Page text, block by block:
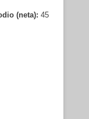
(neta): 45